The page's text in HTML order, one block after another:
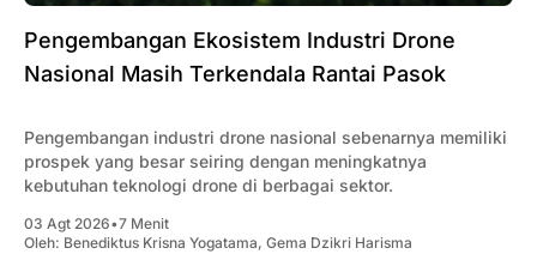
Pengembangan Ekosistem Industri Drone
Nasional Masih Terkendala Rantai Pasok
Pengembangan industri drone nasional sebenarnya memiliki
prospek yang besar seiring dengan meningkatnya
kebutuhan teknologi drone di berbagai sektor.
03 Agt 2026•7 Menit
Oleh: Benediktus Krisna Yogatama, Gema Dzikri Harisma